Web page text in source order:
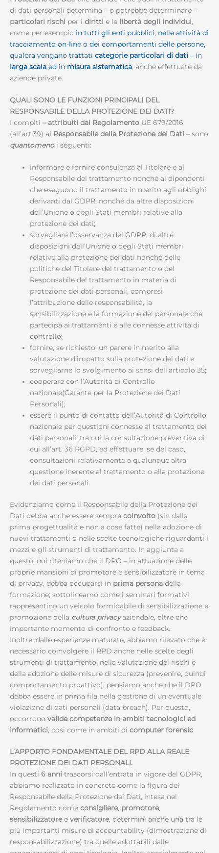
di dati personali determina – o potrebbe determinare –
particolari rischi per i diritti e le libertà degli individui,
come per esempio in tutti gli enti pubblici, nelle attività di
tracciamento on-line o dei comportamenti delle persone,
qualora vengano trattati categorie particolari di dati – in
larga scala ed in misura sistematica, anche effettuate da
aziende private.
QUALI SONO LE FUNZIONI PRINCIPALI DEL
RESPONSABILE DELLA PROTEZIONE DEI DATI?
I compiti – attribuiti dal Regolamento UE 679/2016
(all’art.39) al Responsabile della Protezione dei Dati –sono
quantomenoi seguenti:
informare e fornire consulenza al Titolare e al
Responsabile del trattamento nonché ai dipendenti
che eseguono il trattamento in merito agli obblighi
derivanti dal GDPR, nonché da altre disposizioni
dell’Unione o degli Stati membri relative alla
protezione dei dati;
sorvegliare l’osservanza del GDPR, di altre
disposizioni dell’Unione o degli Stati membri
relative alla protezione dei dati nonché delle
politiche del Titolare del trattamento o del
Responsabile del trattamento in materia di
protezione dei dati personali, compresi
l’attribuzione delle responsabilità, la
sensibilizzazione e la formazione del personale che
partecipa ai trattamenti e alle connesse attività di
controllo;
fornire, se richiesto, un parere in merito alla
valutazione d’impatto sulla protezione dei dati e
sorvegliarne lo svolgimento ai sensi dell’articolo 35;
cooperare con l’Autorità di Controllo
nazionale(Garante per la Protezione dei Dati
Personali);
essere il punto di contatto dell’Autorità di Controllo
nazionale per questioni connesse al trattamento dei
dati personali, tra cui la consultazione preventiva di
cui all’art. 36 RGPD, ed effettuare, se del caso,
consultazioni relativamente a qualunque altra
questione inerente al trattamento o alla protezione
dei dati personali.
Evidenziamo come il Responsabile della Protezione dei
Dati debba anche essere sempre coinvolto (sin dalla
prima progettualità e non a cose fatte) nella adozione di
nuovi trattamenti o nelle scelte tecnologiche riguardanti i
mezzi e gli strumenti di trattamento. In aggiunta a
questo, noi riteniamo che il DPO – in attuazione delle
proprie mansioni di promotore e sensibilizzatore in tema
di privacy, debba occuparsi in prima persona della
formazione; sottolineamo come i seminari formativi
rappresentino un veicolo formidabile di sensibilizzazione e
promozione della cultura privacyaziendale, oltre che
importante momento di confronto e feedback.
Inoltre, dalle esperienze maturate, abbiamo rilevato che è
necessario coinvolgere il RPD anche nelle scelte degli
strumenti di trattamento, nella valutazione dei rischi e
della adozione delle misure di sicurezza (prevenire, quindi
comportamento proattivo); pensiamo anche che il DPO
debba essere in prima fila nella gestione di un eventuale
violazione di dati personali (data breach). Per questo,
occorrono valide competenze in ambiti tecnologici ed
informatici, cosi come in ambiti di computer forensic.
L’APPORTO FONDAMENTALE DEL RPD ALLA REALE
PROTEZIONE DEI DATI PERSONALI.
In questi 6 anni trascorsi dall’entrata in vigore del GDPR,
abbiamo realizzato in concreto come la figura del
Responsabile della Protezione dei Dati, intesa nel
Regolamento come consigliere, promotore,
sensibilizzatoree verificatore, determini anche una tra le
più importanti misure di accountability (dimostrazione di
responsabilizzazione) tra quelle adottabili dalle